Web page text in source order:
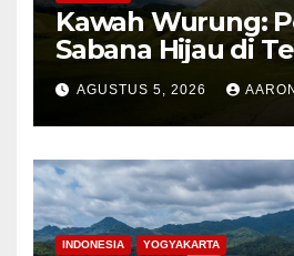
Kawah Wurung:
Sabana Hijau di
Pegunungan
AGUSTUS 5, 2026
INDONESIA YOGYAKARTA